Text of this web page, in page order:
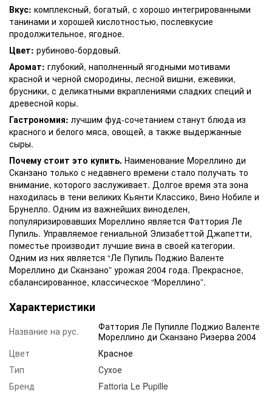
Вкус: комплексный, богатый, с хорошо интегрированными
танинами и хорошей кислотностью, послевкусие
продолжительное, ягодное.
Цвет: рубиново-бордовый.
Аромат: глубокий, наполненный ягодными мотивами
красной и черной смородины, лесной вишни, ежевики,
брусники, с деликатными вкраплениями сладких специй и
древесной коры.
Гастрономия: лучшим фуд-сочетанием станут блюда из
красного и белого мяса, овощей, а также выдержанные
сыры.
Почему стоит это купить. Наименование Мореллино ди
Сканзано только с недавнего времени стало получать то
внимание, которого заслуживает. Долгое время эта зона
находилась в тени великих Кьянти Классико, Вино Нобиле и
Брунелло. Одним из важнейших виноделен,
популяризировавших Мореллино является Фаттория Ле
Пупиль. Управляемое гениальной Элизабеттой Джапетти,
поместье производит лучшие вина в своей категории.
Одним из них является “Ле Пупиль Поджио Валенте
Мореллино ди Сканзано” урожая 2004 года. Прекрасное,
сбалансированное, классическое “Мореллино”.
Характеристики
Название на рус.
Фаттория Ле Пупилле Поджио Валенте
Мореллино ди Сканзано Ризерва 2004
Цвет
Красное
Тип
Сухое
Бренд
Fattoria Le Pupille